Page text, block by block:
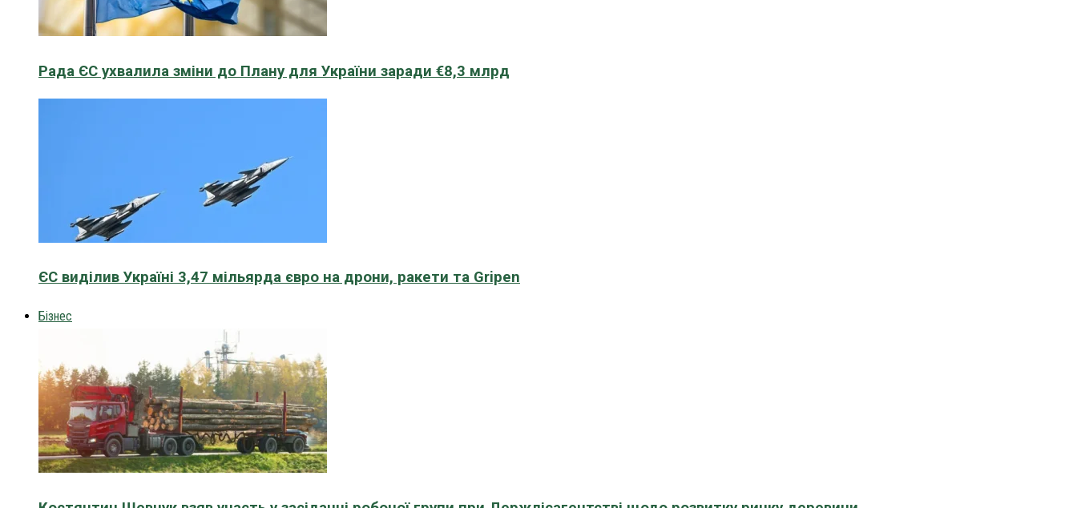
Рада ЄС ухвалила зміни до Плану для України заради €8,3 млрд
ЄС виділив Україні 3,47 мільярда євро на дрони, ракети та Gripen
Бізнес